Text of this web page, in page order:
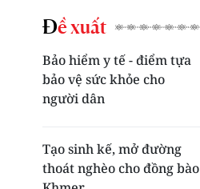
Đề xuất
Bảo hiểm y tế - điểm tựa
bảo vệ sức khỏe cho
người dân
Tạo sinh kế, mở đường
thoát nghèo cho đồng bào